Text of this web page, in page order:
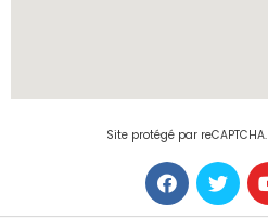
Site protégé par reCAPTCHA.